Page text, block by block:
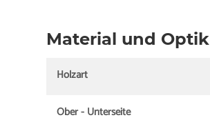
Material und Optik
Holzart
Ober - Unterseite